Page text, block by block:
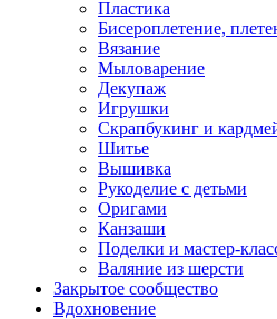
Пластика
Бисероплетение,
Вязание
Мыловарение
Декупаж
Игрушки
Скрапбукинг и
Шитье
Вышивка
Рукоделие с детьми
Оригами
Канзаши
Поделки и мастер-
Валяние из шерсти
Закрытое сообщество
Вдохновение